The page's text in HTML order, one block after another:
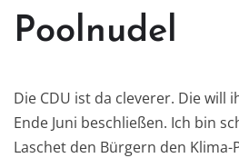
Poolnudel
Die CDU ist da cleverer. Die
Ende Juni beschließen. Ich bin
Laschet den Bürgern den Klima-